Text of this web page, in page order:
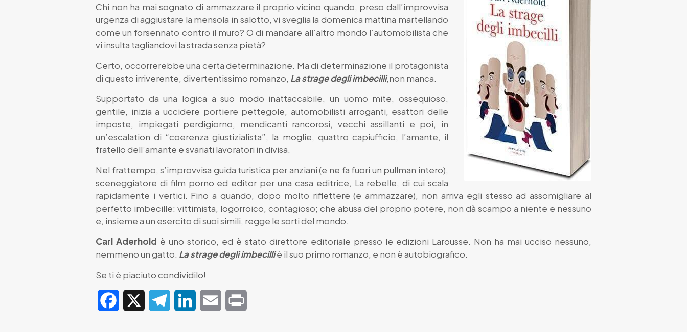
Chi non ha mai sognato di ammazzare il proprio vicino quando, preso dall’improvvisa
urgenza di aggiustare la mensola in salotto, vi sveglia la domenica mattina martellando
come un forsennato contro il muro? O di mandare all’altro mondo l’automobilista che
vi insulta tagliandovi la strada senza pietà?
Certo, occorrerebbe una certa determinazione. Ma di determinazione il protagonista
di questo irriverente, divertentissimo romanzo, La strage degli imbecilli,non manca.
Supportato da una logica a suo modo inattaccabile, un uomo mite, ossequioso,
gentile, inizia a uccidere portiere pettegole, automobilisti arroganti, esattori delle
imposte, impiegati perdigiorno, mendicanti rancorosi, vecchi assillanti e poi, in
un’escalation di “coerenza giustizialista”, la moglie, quattro capiufficio, l’amante, il
fratello dell’amante e svariati lavoratori in divisa.
Nel frattempo, s’improvvisa guida turistica per anziani (e ne fa fuori un pullman intero),
sceneggiatore di film porno ed editor per una casa editrice, La rebelle, di cui scala
rapidamente i vertici. Fino a quando, dopo molto riflettere (e ammazzare), non arriva egli stesso ad assomigliare al
perfetto imbecille: vittimista, logorroico, contagioso; che abusa del proprio potere, non dà scampo a niente e nessuno
e, insieme a un esercito di suoi simili, regge le sorti del mondo.
Carl Aderhold è uno storico, ed è stato direttore editoriale presso le edizioni Larousse. Non ha mai ucciso nessuno,
nemmeno un gatto. La strage degli imbecilliè il suo primo romanzo, e non è autobiografico.
Se ti è piaciuto condividilo!
Facebook TelegramLinkedIn Email